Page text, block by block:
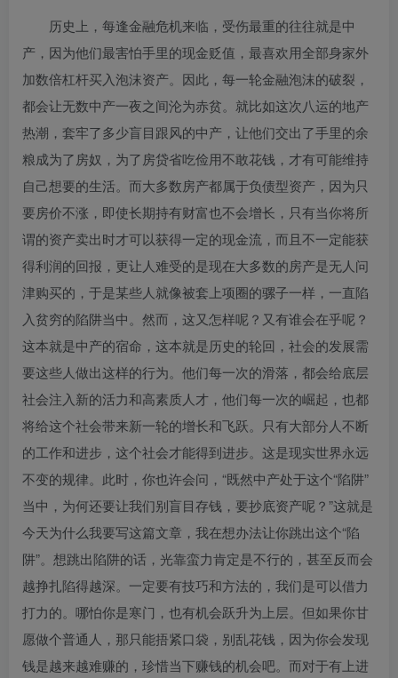
历史上，每逢金融危机来临，受伤最重的往往就是中
产，因为他们最害怕手里的现金贬值，最喜欢用全部身家外
加数倍杠杆买入泡沫资产。因此，每一轮金融泡沫的破裂，
都会让无数中产一夜之间沦为赤贫。就比如这次八运的地产
热潮，套牢了多少盲目跟风的中产，让他们交出了手里的余
粮成为了房奴，为了房贷省吃俭用不敢花钱，才有可能维持
自己想要的生活。而大多数房产都属于负债型资产，因为只
要房价不涨，即使长期持有财富也不会增长，只有当你将所
谓的资产卖出时才可以获得一定的现金流，而且不一定能获
得利润的回报，更让人难受的是现在大多数的房产是无人问
津购买的，于是某些人就像被套上项圈的骡子一样，一直陷
入贫穷的陷阱当中。然而，这又怎样呢？又有谁会在乎呢？
这本就是中产的宿命，这本就是历史的轮回，社会的发展需
要这些人做出这样的行为。他们每一次的滑落，都会给底层
社会注入新的活力和高素质人才，他们每一次的崛起，也都
将给这个社会带来新一轮的增长和飞跃。只有大部分人不断
的工作和进步，这个社会才能得到进步。这是现实世界永远
不变的规律。此时，你也许会问，“既然中产处于这个“陷阱”
当中，为何还要让我们别盲目存钱，要抄底资产呢？”这就是
今天为什么我要写这篇文章，我在想办法让你跳出这个“陷
阱”。想跳出陷阱的话，光靠蛮力肯定是不行的，甚至反而会
越挣扎陷得越深。一定要有技巧和方法的，我们是可以借力
打力的。哪怕你是寒门，也有机会跃升为上层。但如果你甘
愿做个普通人，那只能捂紧口袋，别乱花钱，因为你会发现
钱是越来越难赚的，珍惜当下赚钱的机会吧。而对于有上进